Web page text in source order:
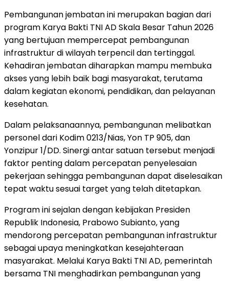
Pembangunan jembatan ini merupakan bagian dari
program Karya Bakti TNI AD Skala Besar Tahun 2026
yang bertujuan mempercepat pembangunan
infrastruktur di wilayah terpencil dan tertinggal.
Kehadiran jembatan diharapkan mampu membuka
akses yang lebih baik bagi masyarakat, terutama
dalam kegiatan ekonomi, pendidikan, dan pelayanan
kesehatan.
Dalam pelaksanaannya, pembangunan melibatkan
personel dari Kodim 0213/Nias, Yon TP 905, dan
Yonzipur 1/DD. Sinergi antar satuan tersebut menjadi
faktor penting dalam percepatan penyelesaian
pekerjaan sehingga pembangunan dapat diselesaikan
tepat waktu sesuai target yang telah ditetapkan.
Program ini sejalan dengan kebijakan Presiden
Republik Indonesia, Prabowo Subianto, yang
mendorong percepatan pembangunan infrastruktur
sebagai upaya meningkatkan kesejahteraan
masyarakat. Melalui Karya Bakti TNI AD, pemerintah
bersama TNI menghadirkan pembangunan yang